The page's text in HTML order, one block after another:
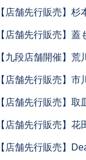
【店舗先行販売】
【店舗先行販売】蓋
【九段店舗開催】荒
【店舗先行販売】
【店舗先行販売】取
【店舗先行販売】
【店舗先行販売】